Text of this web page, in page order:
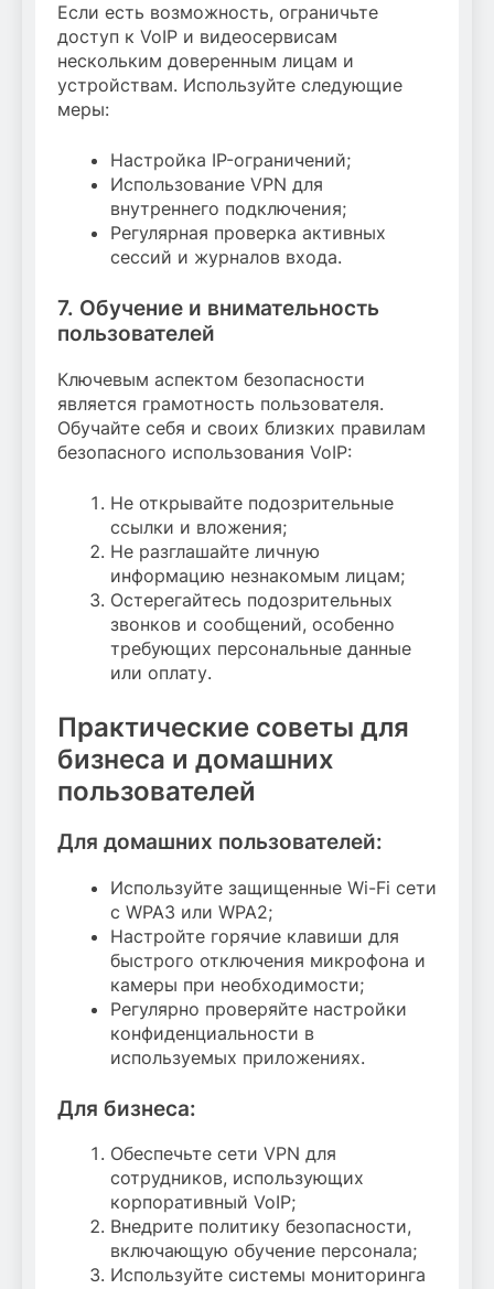
Если есть возможность, ограничьте
доступ к VoIP и видеосервисам
нескольким доверенным лицам и
устройствам. Используйте следующие
меры:
Настройка IP-ограничений;
Использование VPN для
внутреннего подключения;
Регулярная проверка активных
сессий и журналов входа.
7. Обучение и внимательность
пользователей
Ключевым аспектом безопасности
является грамотность пользователя.
Обучайте себя и своих близких правилам
безопасного использования VoIP:
Не открывайте подозрительные
ссылки и вложения;
Не разглашайте личную
информацию незнакомым лицам;
Остерегайтесь подозрительных
звонков и сообщений, особенно
требующих персональные данные
или оплату.
Практические советы для
бизнеса и домашних
пользователей
Для домашних пользователей:
Используйте защищенные Wi-Fi сети
с WPA3 или WPA2;
Настройте горячие клавиши для
быстрого отключения микрофона и
камеры при необходимости;
Регулярно проверяйте настройки
конфиденциальности в
используемых приложениях.
Для бизнеса:
Обеспечьте сети VPN для
сотрудников, использующих
корпоративный VoIP;
Внедрите политику безопасности,
включающую обучение персонала;
Используйте системы мониторинга